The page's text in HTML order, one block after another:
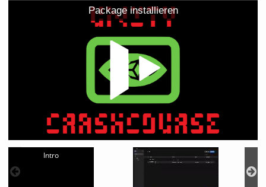
Package installieren
Intro